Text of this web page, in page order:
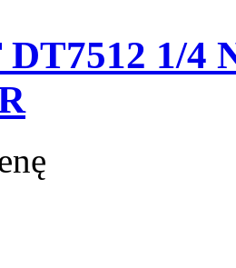
1/4